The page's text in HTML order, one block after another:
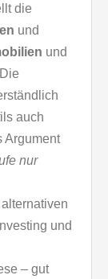
die
und
und
auch
Argument
nur
und
– gut